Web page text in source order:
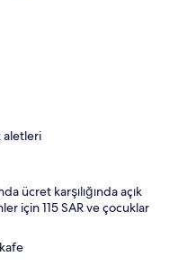
aletleri
ücret karşılığında açık
için 115 SAR ve çocuklar